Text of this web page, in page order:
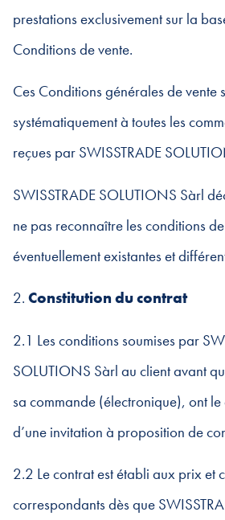
prestations exclusivement sur la
Conditions de vente.
Ces Conditions générales de vente
systématiquement à toutes les
reçues par SWISSTRADE
SWISSTRADE SOLUTIONS Sàrl
ne pas reconnaître les conditions
éventuellement existantes et
2. Constitution du contrat
2.1 Les conditions soumises par
SOLUTIONS Sàrl au client avant
sa commande (électronique), ont
d’une invitation à proposition de
2.2 Le contrat est établi aux prix et
correspondants dès que